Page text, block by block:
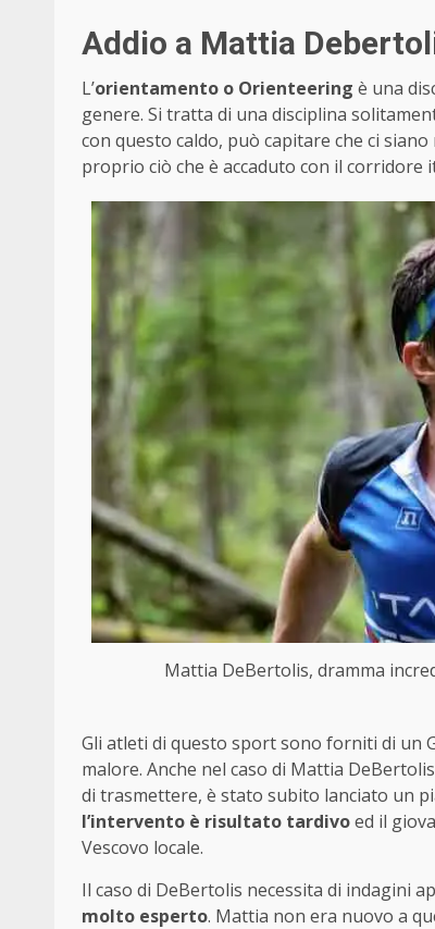
Addio a Mattia
L’orientamento o Orienteering è una
genere. Si tratta di una disciplina
con questo caldo, può capitare che ci
proprio ciò che è accaduto con il corridore
Mattia DeBertolis, dramma
Gli atleti di questo sport sono forniti di un
malore. Anche nel caso di Mattia
di trasmettere, è stato subito lanciato un
l’intervento è risultato tardivoed il
Vescovo locale.
Il caso di DeBertolis necessita di indagini
molto esperto. Mattia non era nuovo a